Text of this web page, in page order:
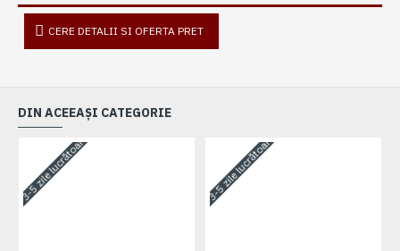
CERE DETALII SI OFERTA PRET
DIN ACEEAȘI CATEGORIE
3-5 zile lucrătoare 3-5 zile lucrătoare